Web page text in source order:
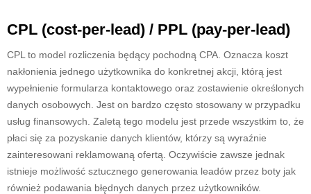
CPL (cost-per-lead) / PPL (pay-per-lead)
CPL to model rozliczenia będący pochodną CPA. Oznacza koszt
nakłonienia jednego użytkownika do konkretnej akcji, którą jest
wypełnienie formularza kontaktowego oraz zostawienie określonych
danych osobowych. Jest on bardzo często stosowany w przypadku
usług finansowych. Zaletą tego modelu jest przede wszystkim to, że
płaci się za pozyskanie danych klientów, którzy są wyraźnie
zainteresowani reklamowaną ofertą. Oczywiście zawsze jednak
istnieje możliwość sztucznego generowania leadów przez boty jak
również podawania błędnych danych przez użytkowników.